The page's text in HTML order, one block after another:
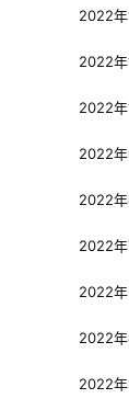
2022年
2022年
2022年
2022
2022
2022年
2022
2022
2022